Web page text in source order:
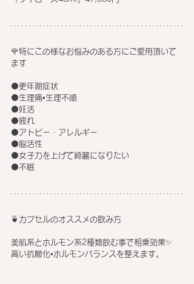
🌹特にこの様なお悩みのある方にご愛用頂いて
ます
⚫更年期症状
⚫生理痛•生理不順
⚫妊活
⚫疲れ
⚫アトピー・アレルギー
⚫脳活性
⚫女子力を上げて綺麗になりたい
⚫不眠
🍵カプセルのオススメの飲み方
美肌系とホルモン系2種類飲む事で相乗効果✨
高い抗酸化•ホルモンバランスを整えます。